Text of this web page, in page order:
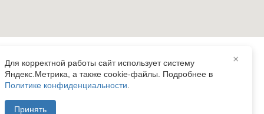
×
Для корректной работы сайт использует систему
Яндекс.Метрика, а также cookie-файлы. Подробнее в
Политике конфиденциальности
Принять